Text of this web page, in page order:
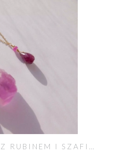
ZŁOTY NASZYJNIK Z RUBINEM I SZAFIREM RÓŻOWYM UNIKAT NO. 600